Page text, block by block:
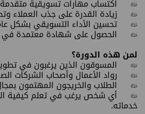
• اكتساب مهارات تسويقية
• زيادة القدرة على جذب العملاء
• تحسين الأداء التسويقي بشكل
•
الحصول على شهادة معتمدة في
لمن هذه الدورة؟
• المسوقون الذين يرغبون في
• رواد الأعمال وأصحاب الشركات
• الطلاب والخريجون المهتمون
• أي شخص يرغب في تعلم كيفية
خدماته.